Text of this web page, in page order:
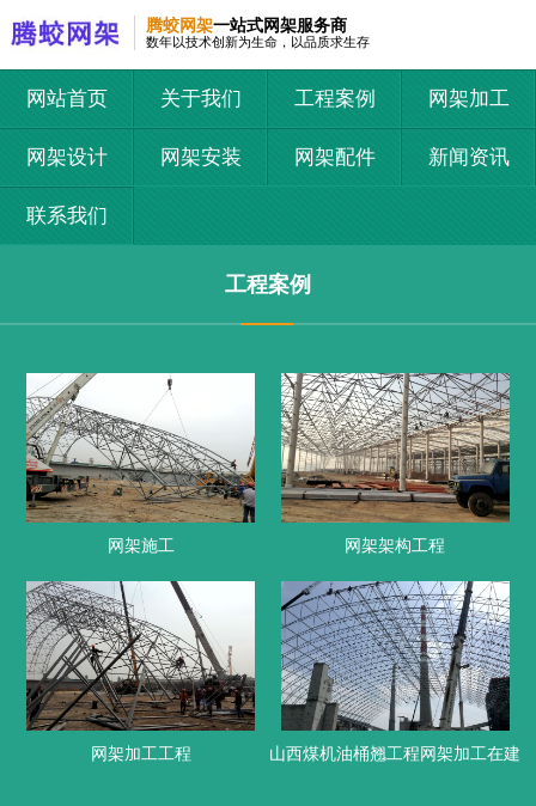
腾蛟网架一站式网架服务商
数年以技术创新为生命，以品质求生存
网站首页 关于我们 工程案例 网架加工
网架设计 网架安装 网架配件 新闻资讯
联系我们
工程案例
网架施工 网架架构工程
网架加工工程 山西煤机油桶翘工程网架加工在建